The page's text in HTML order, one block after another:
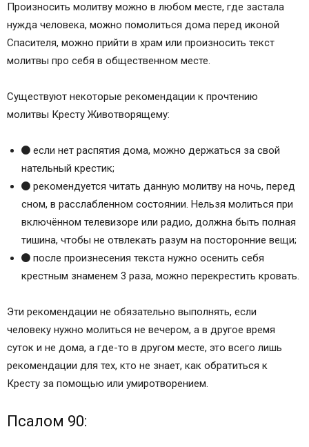
Произносить молитву можно в любом месте, где застала
нужда человека, можно помолиться дома перед иконой
Спасителя, можно прийти в храм или произносить текст
молитвы про себя в общественном месте.
Существуют некоторые рекомендации к прочтению
молитвы Кресту Животворящему:
если нет распятия дома, можно держаться за свой
нательный крестик;
рекомендуется читать данную молитву на ночь, перед
сном, в расслабленном состоянии. Нельзя молиться при
включённом телевизоре или радио, должна быть полная
тишина, чтобы не отвлекать разум на посторонние вещи;
после произнесения текста нужно осенить себя
крестным знаменем 3 раза, можно перекрестить кровать.
Эти рекомендации не обязательно выполнять, если
человеку нужно молиться не вечером, а в другое время
суток и не дома, а где-то в другом месте, это всего лишь
рекомендации для тех, кто не знает, как обратиться к
Кресту за помощью или умиротворением.
Псалом 90: